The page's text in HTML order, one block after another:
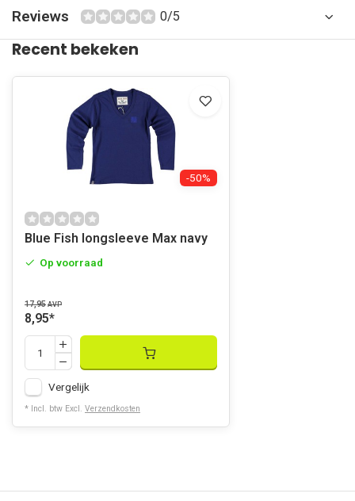
Reviews 0/5
Recent bekeken
-50%
Blue Fish longsleeve Max navy
Op voorraad
17,95 AVP
8,95*
Vergelijk
* Incl. btw Excl. Verzendkosten